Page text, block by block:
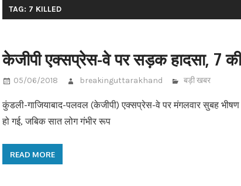
TAG: 7 KILLED
केजीपी एक्सप्रेस-वे पर सड़क हादसा, 7
05/06/2018 breakinguttarakhand बड़ी खबर
कुंडली-गाजियाबाद-पलवल (केजीपी) एक्सप्रेस-वे पर मंगलवार सुबह
हो गई, जबिक सात लोग गंभीर रूप
READ MORE